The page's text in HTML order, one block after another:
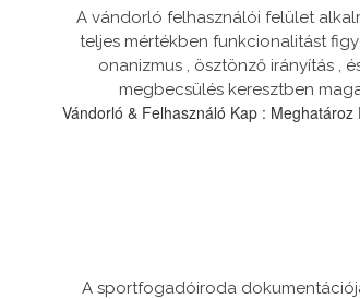
A vándorló felhasználói felület
teljes mértékben funkcionalitást
onanizmus , ösztönző irányítás ,
megbecsülés keresztben
Vándorló & Felhasználó Kap :
A sportfogadóiroda